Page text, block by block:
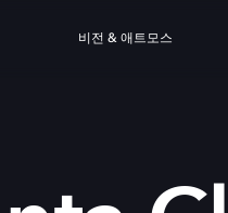
비전 & 애트모스